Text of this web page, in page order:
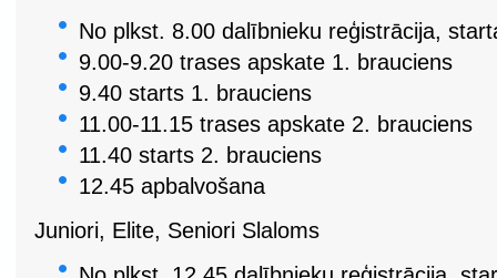
No plkst. 8.00 dalībnieku reģistrācija,
9.00-9.20 trases apskate 1. brauciens
9.40 starts 1. brauciens
11.00-11.15 trases apskate 2. brauciens
11.40 starts 2. brauciens
12.45 apbalvošana
Juniori, Elite, Seniori Slaloms